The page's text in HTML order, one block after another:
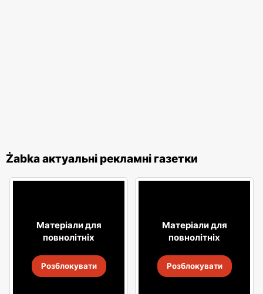
Żabka актуальні рекламні газетки
Матеріали для
повнолітніх
Розблокувати
Матеріали для
повнолітніх
Розблокувати